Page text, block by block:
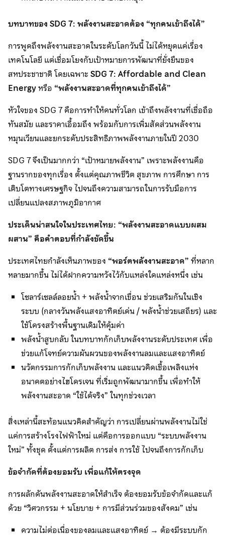
บทบาทของSDG 7: พลังงานสะอาดต้อง “ทุกคนเข้าถึงได้”
การพูดถึงพลังงานสะอาดในระดับโลกวันนี้ ไม่ได้หยุดแค่เรื่อง
เทคโนโลยี แต่เชื่อมโยงกับเป้าหมายการพัฒนาที่ยั่งยืนของ
สหประชาชาติ โดยเฉพาะSDG 7: Affordable and Clean
Energyหรือ “พลังงานสะอาดที่ทุกคนเข้าถึงได้”
หัวใจของ SDG 7 คือการทำให้คนทั่วโลก เข้าถึงพลังงานที่เชื่อถือ
ทันสมัย และราคาเอื้อมถึง พร้อมกับการเพิ่มสัดส่วนพลังงาน
หมุนเวียนและยกระดับประสิทธิภาพพลังงานภายในปี 2030
SDG 7 จึงเป็นมากกว่า “เป้าหมายพลังงาน” เพราะพลังงานคือ
ฐานรากของทุกเรื่อง ตั้งแต่คุณภาพชีวิต สุขภาพ การศึกษา การ
เติบโตทางเศรษฐกิจ ไปจนถึงความสามารถในการรับมือการ
เปลี่ยนแปลงสภาพภูมิอากาศ
ประเด็นน่าสนใจในประเทศไทย: “พลังงานสะอาดแบบผสม
ผสาน” คือคำตอบที่กำลังชัดขึ้น
ประเทศไทยกำลังเห็นภาพของ “พอร์ตพลังงานสะอาด”ที่หลาก
หลายมากขึ้น ไม่ได้ฝากความหวังไว้กับแหล่งใดแหล่งหนึ่ง เช่น
โซลาร์เซลล์ลอยน้ำ + พลังน้ำจากเขื่อน ช่วยเสริมกันในเชิง
ระบบ (กลางวันพลังแสงอาทิตย์เด่น / พลังน้ำช่วยเสถียร) และ
ใช้โครงสร้างพื้นฐานเดิมให้คุ้มค่า
พลังน้ำสูบกลับ ในบทบาทกักเก็บพลังงานระดับประเทศ เพื่อ
ช่วยแก้โจทย์ความผันผวนของพลังงานลมและแสงอาทิตย์
นวัตกรรมการกักเก็บพลังงาน และแนวคิดเชื้อเพลิงแห่ง
อนาคตอย่างไฮโดรเจน ที่เริ่มถูกพัฒนามากขึ้น เพื่อทำให้
พลังงานสะอาด “ใช้ได้จริง” ในทุกช่วงเวลา
สิ่งเหล่านี้สะท้อนแนวคิดสำคัญว่า การเปลี่ยนผ่านพลังงานไม่ใช่
แค่การสร้างโรงไฟฟ้าใหม่ แต่คือการออกแบบ “ระบบพลังงาน
ใหม่” ทั้งชุด ตั้งแต่การผลิต การส่ง การใช้ ไปจนถึงการกักเก็บ
ข้อจำกัดที่ต้องยอมรับ เพื่อแก้ให้ตรงจุด
การผลักดันพลังงานสะอาดให้สำเร็จ ต้องยอมรับข้อจำกัดและแก้
ด้วย “วิศวกรรม + นโยบาย + การมีส่วนร่วมของสังคม” เช่น
ความไม่ต่อเนื่องของลมและแสงอาทิตย์ → ต้องมีระบบกัก